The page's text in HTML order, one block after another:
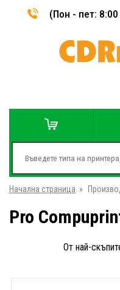
(Пон - пет:
Начална страница »
Pro
От най-